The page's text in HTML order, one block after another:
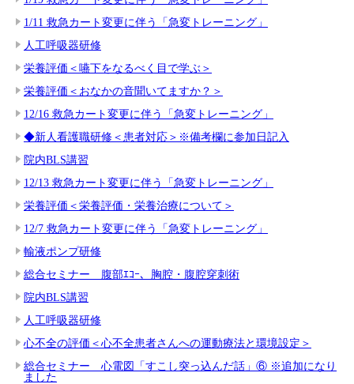
1/11 救急カート変更に伴う「急変トレーニング」
人工呼吸器研修
栄養評価＜嚥下をなるべく目で学ぶ＞
栄養評価＜おなかの音聞いてますか？＞
12/16 救急カート変更に伴う「急変トレーニング」
◆新人看護職研修＜患者対応＞※備考欄に参加日記入
院内BLS講習
12/13 救急カート変更に伴う「急変トレーニング」
栄養評価＜栄養評価・栄養治療について＞
12/7 救急カート変更に伴う「急変トレーニング」
輸液ポンプ研修
総合セミナー 腹部ｴｺｰ、胸腔・腹腔穿刺術
院内BLS講習
人工呼吸器研修
心不全の評価＜心不全患者さんへの運動療法と環境設定＞
総合セミナー 心電図「すこし突っ込んだ話」⑥ ※追加になり
ました